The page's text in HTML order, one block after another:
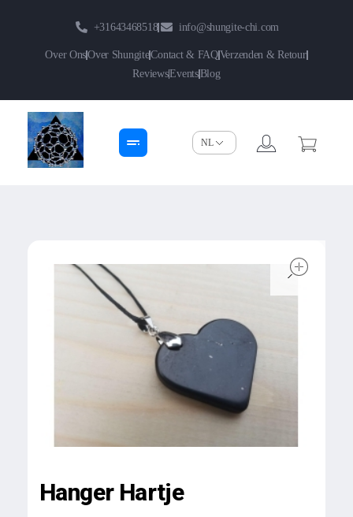
+31643468518 info@shungite-chi.com
Over OnsOver ShungiteContact & FAQVerzenden & Retour
ReviewsEventsBlog
Hanger Hartje